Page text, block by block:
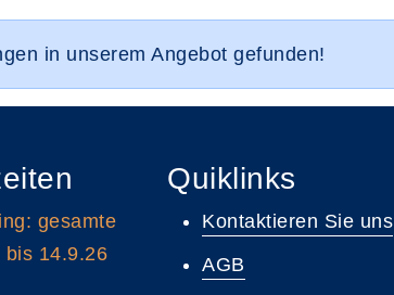
in unserem Angebot gefunden!
gesamte
bis 14.9.26
Quiklinks
Kontaktieren Sie uns
AGB